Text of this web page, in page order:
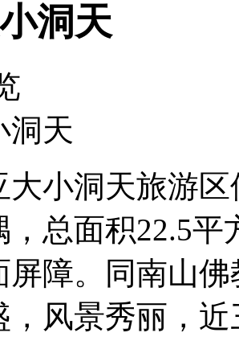
洞天
洞天
洞天旅游区
，总面积22.5
屏障。同南山
，风景秀丽，